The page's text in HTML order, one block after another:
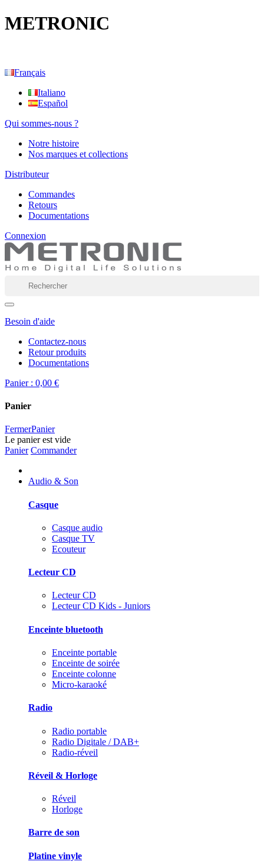
METRONIC
Français
Italiano
Español
Qui sommes-nous ?
Notre histoire
Nos marques et collections
Distributeur
Commandes
Retours
Documentations
Connexion
Besoin d'aide
Contactez-nous
Retour produits
Documentations
Panier : 0,00 €
Panier
FermerPanier
Le panier est vide
Panier Commander
Audio & Son
Casque
Casque audio
Casque TV
Ecouteur
Lecteur CD
Lecteur CD
Lecteur CD Kids - Juniors
Enceinte bluetooth
Enceinte portable
Enceinte de soirée
Enceinte colonne
Micro-karaoké
Radio
Radio portable
Radio Digitale / DAB+
Radio-réveil
Réveil & Horloge
Réveil
Horloge
Barre de son
Platine vinyle